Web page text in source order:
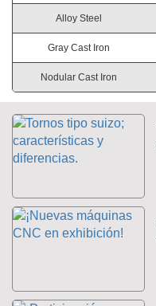
Alloy Steel
Gray Cast Iron
Nodular Cast Iron